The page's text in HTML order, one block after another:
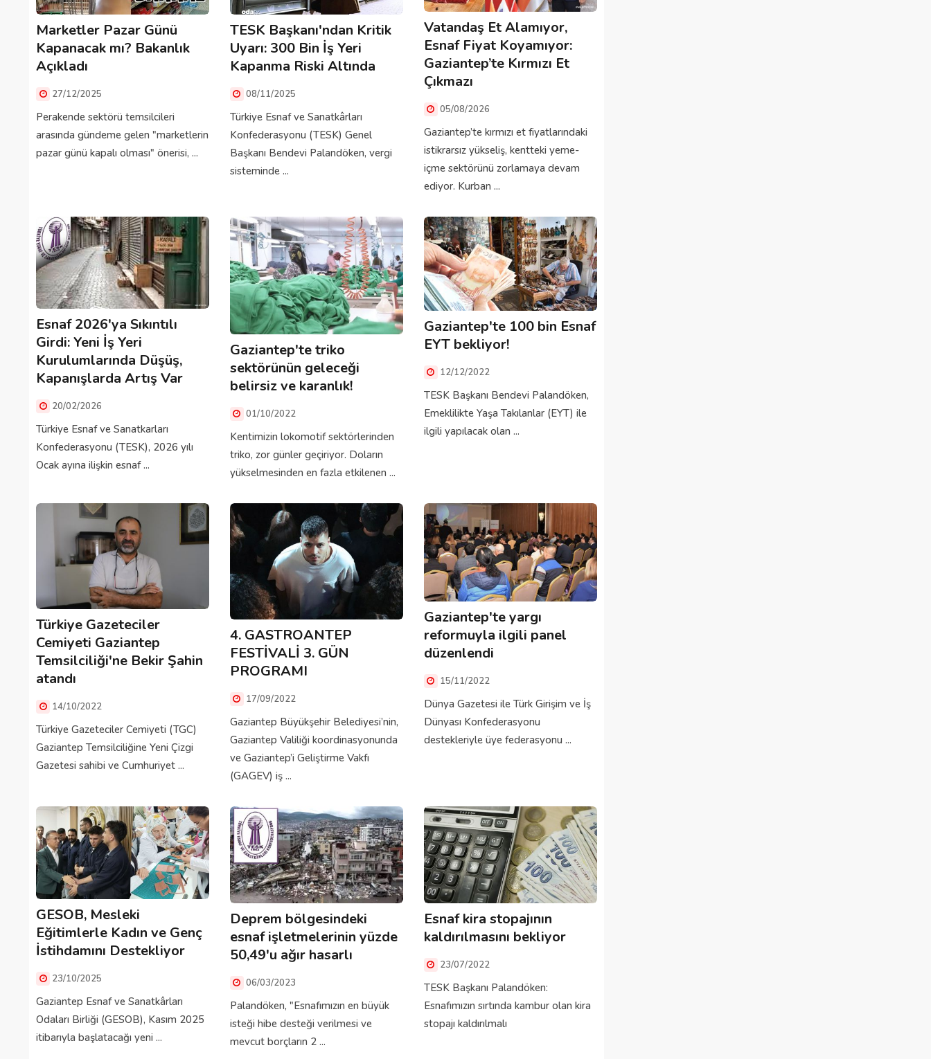
Marketler Pazar Günü
Kapanacak mı? Bakanlık
Açıkladı
27/12/2025
Perakende sektörü temsilcileri
arasında gündeme gelen "marketlerin
pazar günü kapalı olması" önerisi, ...
TESK Başkanı'ndan Kritik
Uyarı: 300 Bin İş Yeri
Kapanma Riski Altında
08/11/2025
Türkiye Esnaf ve Sanatkârları
Konfederasyonu (TESK) Genel
Başkanı Bendevi Palandöken, vergi
sisteminde ...
Vatandaş Et Alamıyor,
Esnaf Fiyat Koyamıyor:
Gaziantep’te Kırmızı Et
Çıkmazı
05/08/2026
Gaziantep’te kırmızı et fiyatlarındaki
istikrarsız yükseliş, kentteki yeme-
içme sektörünü zorlamaya devam
ediyor. Kurban ...
Esnaf 2026'ya Sıkıntılı
Girdi: Yeni İş Yeri
Kurulumlarında Düşüş,
Kapanışlarda Artış Var
20/02/2026
Türkiye Esnaf ve Sanatkarları
Konfederasyonu (TESK), 2026 yılı
Ocak ayına ilişkin esnaf ...
Gaziantep'te triko
sektörünün geleceği
belirsiz ve karanlık!
01/10/2022
Kentimizin lokomotif sektörlerinden
triko, zor günler geçiriyor. Doların
yükselmesinden en fazla etkilenen ...
Gaziantep'te 100 bin Esnaf
EYT bekliyor!
12/12/2022
TESK Başkanı Bendevi Palandöken,
Emeklilikte Yaşa Takılanlar (EYT) ile
ilgili yapılacak olan ...
Türkiye Gazeteciler
Cemiyeti Gaziantep
Temsilciliği'ne Bekir Şahin
atandı
14/10/2022
Türkiye Gazeteciler Cemiyeti (TGC)
Gaziantep Temsilciliğine Yeni Çizgi
Gazetesi sahibi ve Cumhuriyet ...
4. GASTROANTEP
FESTİVALİ 3. GÜN
PROGRAMI
17/09/2022
Gaziantep Büyükşehir Belediyesi’nin,
Gaziantep Valiliği koordinasyonunda
ve Gaziantep’i Geliştirme Vakfı
(GAGEV) iş ...
Gaziantep'te yargı
reformuyla ilgili panel
düzenlendi
15/11/2022
Dünya Gazetesi ile Türk Girişim ve İş
Dünyası Konfederasyonu
destekleriyle üye federasyonu ...
GESOB, Mesleki
Eğitimlerle Kadın ve Genç
İstihdamını Destekliyor
23/10/2025
Gaziantep Esnaf ve Sanatkârları
Odaları Birliği (GESOB), Kasım 2025
itibarıyla başlatacağı yeni ...
Deprem bölgesindeki
esnaf işletmelerinin yüzde
50,49'u ağır hasarlı
06/03/2023
Palandöken, "Esnafımızın en büyük
isteği hibe desteği verilmesi ve
mevcut borçların 2 ...
Esnaf kira stopajının
kaldırılmasını bekliyor
23/07/2022
TESK Başkanı Palandöken:
Esnafımızın sırtında kambur olan kira
stopajı kaldırılmalı